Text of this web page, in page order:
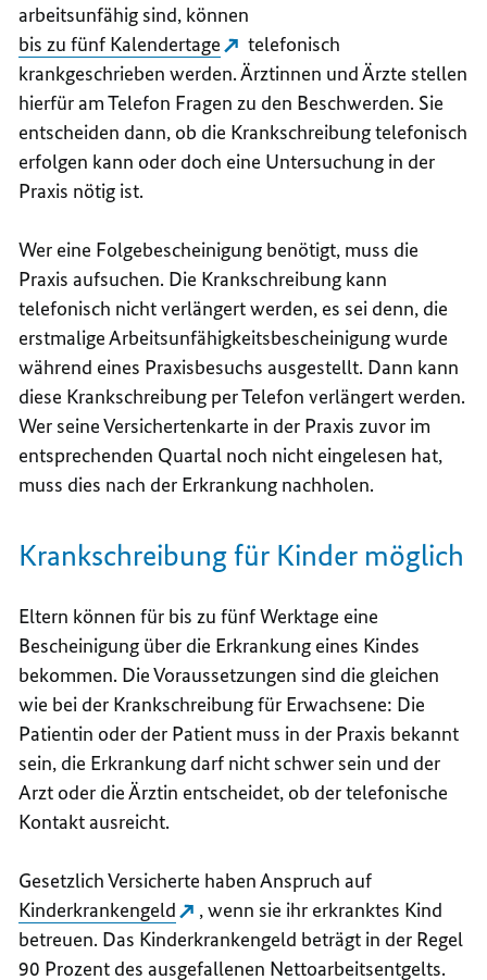
arbeitsunfähig sind, können
bis zu fünf Kalendertage
telefonisch
krankgeschrieben werden. Ärztinnen und Ärzte stellen
hierfür am Telefon Fragen zu den Beschwerden. Sie
entscheiden dann, ob die Krankschreibung telefonisch
erfolgen kann oder doch eine Untersuchung in der
Praxis nötig ist.
Wer eine Folgebescheinigung benötigt, muss die
Praxis aufsuchen. Die Krankschreibung kann
telefonisch nicht verlängert werden, es sei denn, die
erstmalige Arbeitsunfähigkeitsbescheinigung wurde
während eines Praxisbesuchs ausgestellt. Dann kann
diese Krankschreibung per Telefon verlängert werden.
Wer seine Versichertenkarte in der Praxis zuvor im
entsprechenden Quartal noch nicht eingelesen hat,
muss dies nach der Erkrankung nachholen.
Krankschreibung für Kinder möglich
Eltern können für bis zu fünf Werktage eine
Bescheinigung über die Erkrankung eines Kindes
bekommen. Die Voraussetzungen sind die gleichen
wie bei der Krankschreibung für Erwachsene: Die
Patientin oder der Patient muss in der Praxis bekannt
sein, die Erkrankung darf nicht schwer sein und der
Arzt oder die Ärztin entscheidet, ob der telefonische
Kontakt ausreicht.
Gesetzlich Versicherte haben Anspruch auf
Kinderkrankengeld
, wenn sie ihr erkranktes Kind
betreuen. Das Kinderkrankengeld beträgt in der Regel
90 Prozent des ausgefallenen Nettoarbeitsentgelts.